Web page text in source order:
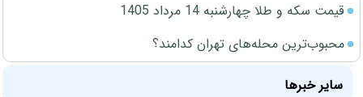
قیمت سکه و طلا چهارشنبه 14 مرداد 1405
محبوب‌ترین محله‌های تهران کدامند؟
سایر خبرها